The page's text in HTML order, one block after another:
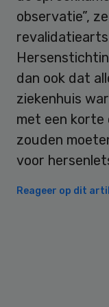
observatie”,
dan ook dat
ziekenhuis
met een
zouden
voor
Reageer op dit